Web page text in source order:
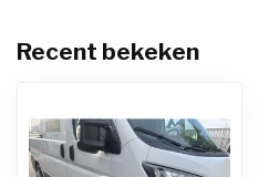
Recent bekeken